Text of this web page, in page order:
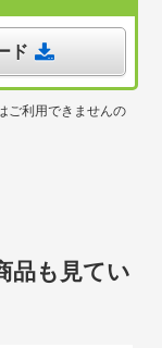
ド
ご利用できませんの
品も見てい